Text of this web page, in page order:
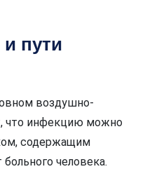
пути
воздушно-
что инфекцию можно
содержащим
человека.